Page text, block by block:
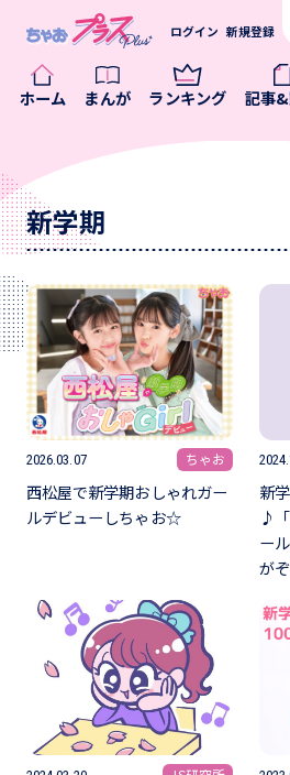
ホーム まんが ランキング 記事
ログイン 新規登録
新学期
2026.03.07 ちゃお
西松屋で新学期おしゃれガー
ルデビューしちゃお☆
新
♪
ー
が